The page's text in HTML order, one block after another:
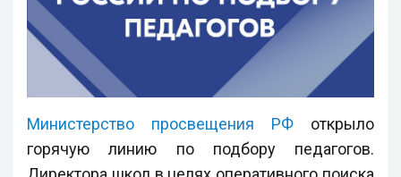
Министерство просвещения РФ открыло
горячую линию по подбору педагогов.